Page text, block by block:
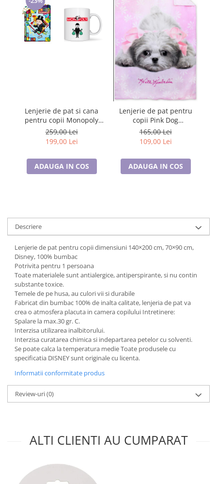
Lenjerie de pat si cana
pentru copii Monopoly
140×200 cm, 70×90
cm,100% bumbac,
HAX048736
259,00 Lei
199,00 Lei
ADAUGA IN COS
Lenjerie de pat pentru
copii Pink Dog
140×200cm, 70×90 cm
5991327101660
165,00 Lei
109,00 Lei
ADAUGA IN COS
Descriere
Lenjerie de pat pentru copii dimensiuni 140×200 cm, 70×90 cm,
Disney, 100% bumbac
Potrivita pentru 1 persoana
Toate materialele sunt antialergice, antiperspirante, si nu contin
substante toxice.
Temele de pe husa, au culori vii si durabile
Fabricat din bumbac 100% de inalta calitate, lenjeria de pat va
crea o atmosfera placuta in camera copilului Intretinere:
Spalare la max.30 gr. C.
Interzisa utilizarea inalbitorului.
Interzisa curatarea chimica si indepartarea petelor cu solventi.
Se poate calca la temperatura medie Toate produsele cu
specificatia DISNEY sunt originale cu licenta.
Informatii conformitate produs
Review-uri(0)
ALTI CLIENTI AU CUMPARAT